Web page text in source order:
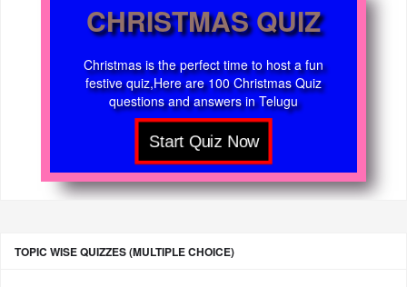
CHRISTMAS QUIZ
Christmas is the perfect time to host a fun
festive quiz,Here are 100 Christmas Quiz
questions and answers in Telugu
TOPIC WISE QUIZZES (MULTIPLE CHOICE)